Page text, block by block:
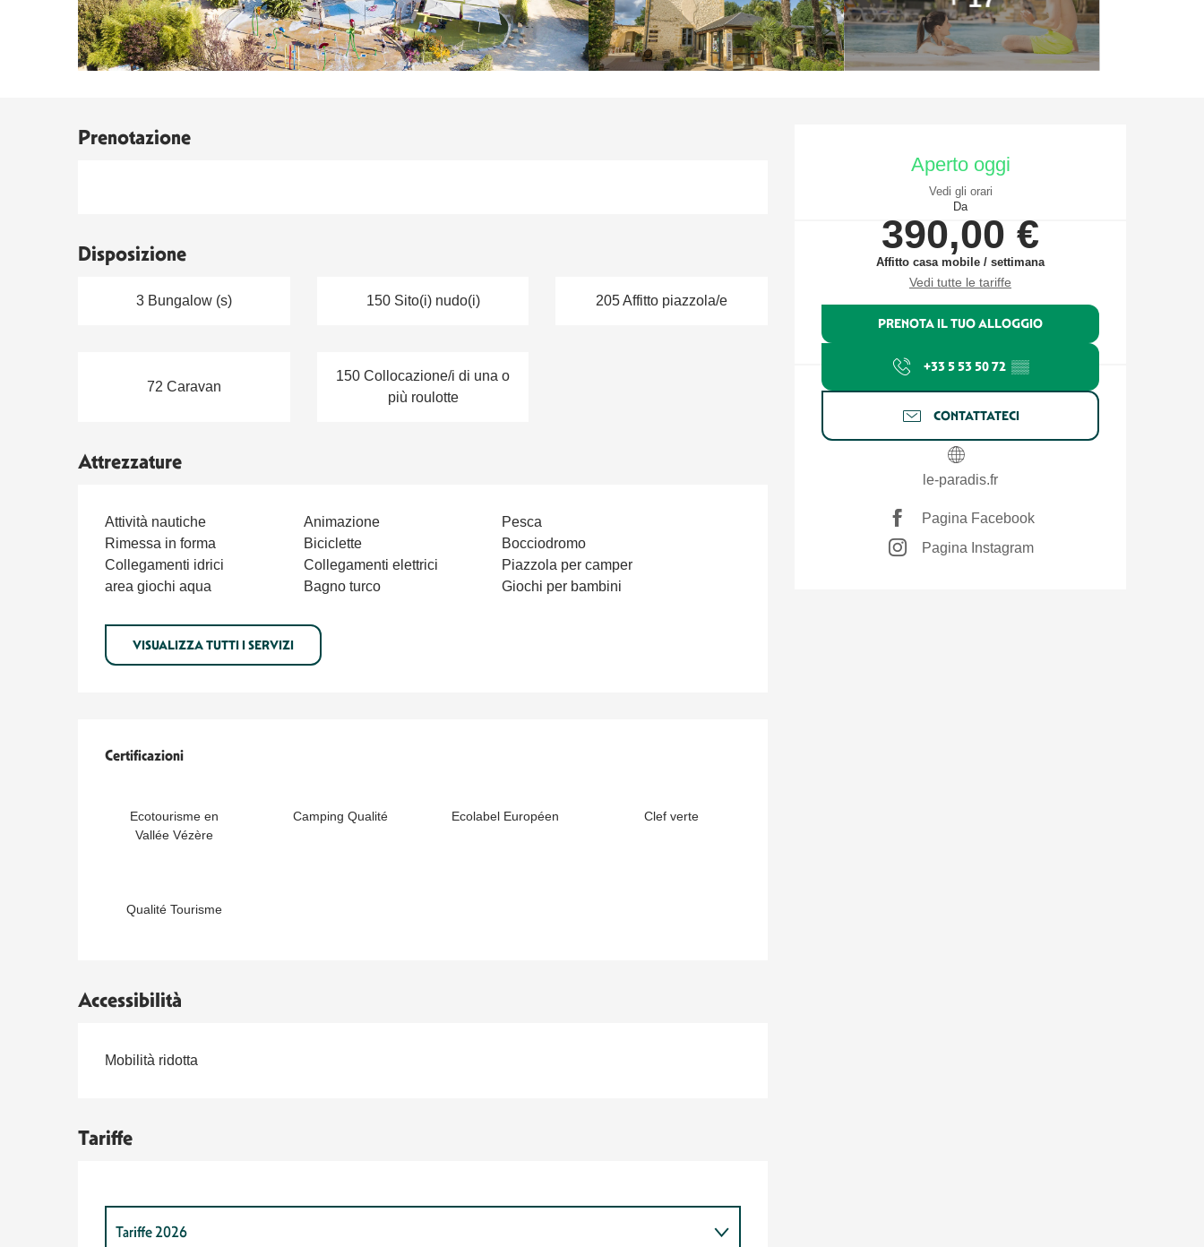
Aperto oggi
Vedi gli orari
Da
390,00 €
Affitto casa mobile / settimana
Vedi tutte le tariffe
PRENOTA IL TUO ALLOGGIO
+33 5 53 50 72 ▒▒
CONTATTATECI
le-paradis.fr
Pagina Facebook
Pagina Instagram
Prenotazione
Disposizione
3 Bungalow (s) 150 Sito(i) nudo(i) 205 Affitto piazzola/e
72 Caravan
150 Collocazione/i di una o
più roulotte
Attrezzature
Attività nautiche Animazione
Pesca
Rimessa in forma
Biciclette
Bocciodromo
Collegamenti idrici
Collegamenti elettrici
Piazzola per camper
area giochi aqua
Bagno turco Giochi per bambini
VISUALIZZA TUTTI I SERVIZI
Offerte di prestazioni
Certificazioni
Certificazioni
Ecotourisme en
Vallée Vézère
Camping Qualité Ecolabel Européen Clef verte
Qualité Tourisme
Accessibilità
Mobilità ridotta
Tariffe
Tariffe 2026